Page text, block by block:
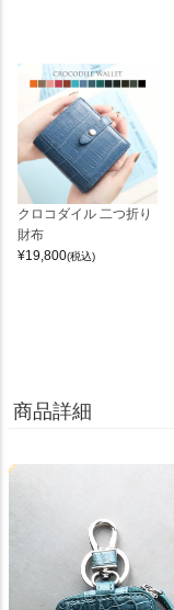
クロコダイル 二つ折り
財布
¥19,800(税込)
商品詳細